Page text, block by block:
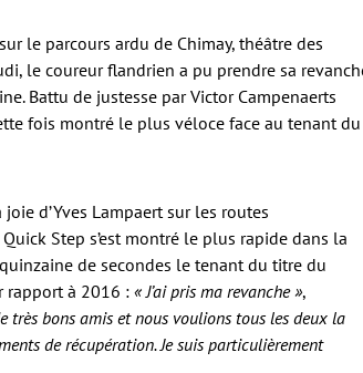
le parcours ardu de Chimay, théâtre des
le coureur flandrien a pu prendre sa
Battu de justesse par Victor Campenaerts
fois montré le plus véloce face au tenant du
d’Yves Lampaert sur les routes
Step s’est montré le plus rapide dans la
de secondes le tenant du titre du
rapport à 2016 : « J’ai pris ma revanche »,
très bons amis et nous voulions tous les deux la
de récupération. Je suis particulièrement